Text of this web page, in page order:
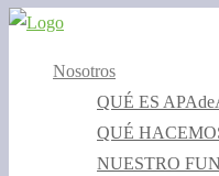
Nosotros
QUÉ ES
QUÉ
NUESTRO